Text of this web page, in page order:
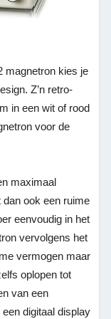
magnetron kies je
Z’n retro-
in een wit of rood
voor de
maximaal
ook een ruime
eenvoudig in het
vervolgens het
vermogen maar
oplopen tot
van een
digitaal display